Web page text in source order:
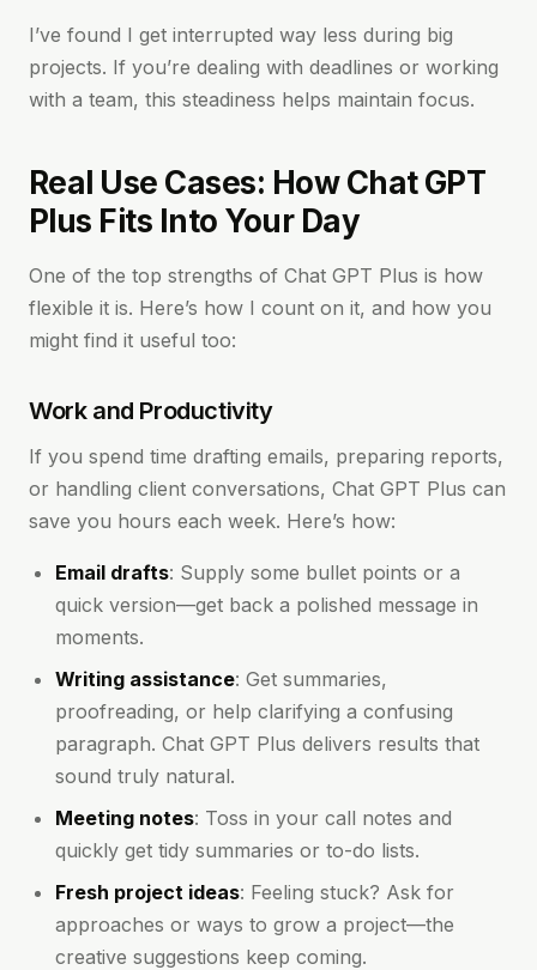
I’ve found I get interrupted way less during big
projects. If you’re dealing with deadlines or working
with a team, this steadiness helps maintain focus.
Real Use Cases: How Chat GPT
Plus Fits Into Your Day
One of the top strengths of Chat GPT Plus is how
flexible it is. Here’s how I count on it, and how you
might find it useful too:
Work and Productivity
If you spend time drafting emails, preparing reports,
or handling client conversations, Chat GPT Plus can
save you hours each week. Here’s how:
Email drafts: Supply some bullet points or a
quick version—get back a polished message in
moments.
Writing assistance: Get summaries,
proofreading, or help clarifying a confusing
paragraph. Chat GPT Plus delivers results that
sound truly natural.
Meeting notes: Toss in your call notes and
quickly get tidy summaries or to-do lists.
Fresh project ideas: Feeling stuck? Ask for
approaches or ways to grow a project—the
creative suggestions keep coming.